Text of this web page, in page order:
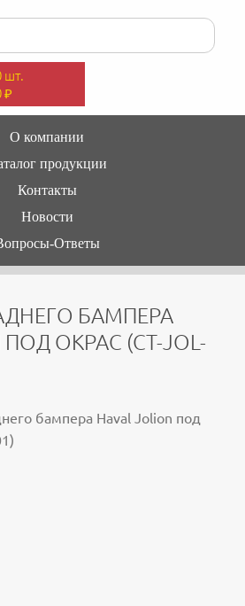
шт.
₽
О компании
продукции
Контакты
Новости
Ответы
БАМПЕРА
ПОД ОКРАС (CT-JOL-